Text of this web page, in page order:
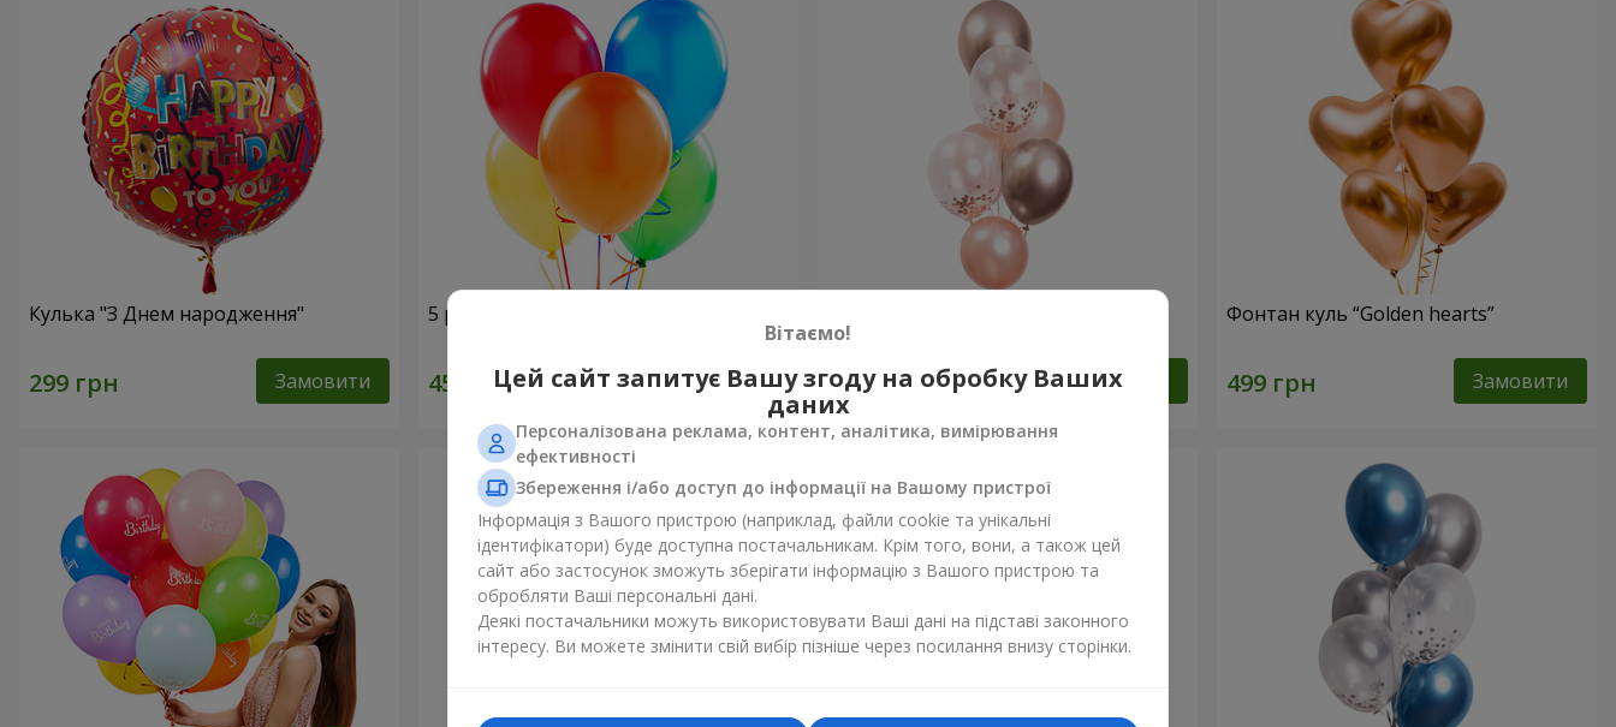
Кулька "З Днем народження"
Замовити
5 різнокольорових гелієвих кульок
Замовити Замовити
Фонтан куль “Golden hearts”
Замовити
Вітаємо!
Цей сайт запитує Вашу згоду на обробку Ваших
даних
Персоналізована реклама, контент, аналітика, вимірювання
ефективності
Збереження і/або доступ до інформації на Вашому пристрої
Інформація з Вашого пристрою (наприклад, файли cookie та унікальні
ідентифікатори) буде доступна постачальникам. Крім того, вони, а також цей
сайт або застосунок зможуть зберігати інформацію з Вашого пристрою та
обробляти Ваші персональні дані.
Деякі постачальники можуть використовувати Ваші дані на підставі законного
інтересу. Ви можете змінити свій вибір пізніше через посилання внизу сторінки.